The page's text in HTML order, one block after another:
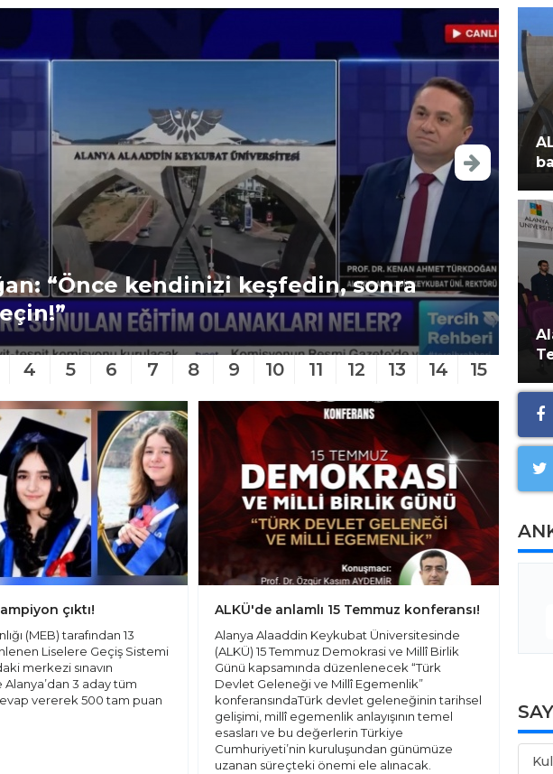
“Önce kendinizi keşfedin, sonra
4 5 6 7 8 9 10 11 12 13 14 15
çıktı!
(MEB) tarafından 13
Liselere Geçiş Sistemi
merkezi sınavın
Alanya’dan 3 aday tüm
vererek 500 tam puan
ALKÜ'de anlamlı 15 Temmuz konferansı!
Alanya Alaaddin Keykubat Üniversitesinde
(ALKÜ) 15 Temmuz Demokrasi ve Millî Birlik
Günü kapsamında düzenlenecek “Türk
Devlet Geleneği ve Millî Egemenlik”
konferansındaTürk devlet geleneğinin tarihsel
gelişimi, millî egemenlik anlayışının temel
esasları ve bu değerlerin Türkiye
Cumhuriyeti’nin kuruluşundan günümüze
uzanan süreçteki önemi ele alınacak.